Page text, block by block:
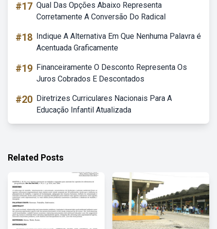
#17 Qual Das Opções Abaixo Representa
Corretamente A Conversão Do Radical
#18 Indique A Alternativa Em Que Nenhuma Palavra é
Acentuada Graficamente
#19 Financeiramente O Desconto Representa Os
Juros Cobrados E Descontados
#20 Diretrizes Curriculares Nacionais Para A
Educação Infantil Atualizada
Related Posts